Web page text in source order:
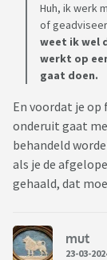
Huh, ik werk
of
weet ik wel
werkt op
gaat doen.
En voordat je
onderuit gaat
behandeld
als je de
gehaald, dat
mut
23-03-